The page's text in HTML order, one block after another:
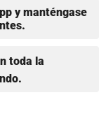
y manténgase
toda la